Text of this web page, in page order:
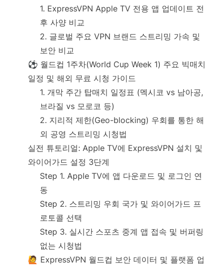
1. ExpressVPN Apple TV 전용 앱 업데이트 전
후 사양 비교
2. 글로벌 주요 VPN 브랜드 스트리밍 가속 및
보안 비교
⚽ 월드컵 1주차(World Cup Week 1) 주요 빅매치
일정 및 해외 무료 시청 가이드
1. 개막 주간 탑매치 일정표 (멕시코 vs 남아공,
브라질 vs 모로코 등)
2. 지리적 제한(Geo-blocking) 우회를 통한 해
외 공영 스트리밍 시청법
실전 튜토리얼: Apple TV에 ExpressVPN 설치 및
와이어가드 설정 3단계
Step 1. Apple TV에 앱 다운로드 및 로그인 연
동
Step 2. 스트리밍 우회 국가 및 와이어가드 프
로토콜 선택
Step 3. 실시간 스포츠 중계 앱 접속 및 버퍼링
없는 시청법
🙋 ExpressVPN 월드컵 보안 데이터 및 플랫폼 업